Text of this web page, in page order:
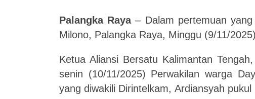
Palangka Raya– Dalam pertemuan
Milono, Palangka Raya, Minggu (9/11/
Ketua Aliansi Bersatu Kalimantan
senin (10/11/2025) Perwakilan warga
yang diwakili Dirintelkam, Ardiansyah pukul